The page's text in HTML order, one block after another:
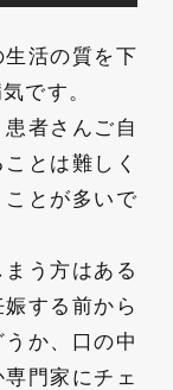
活の質を下
です。
者さんご自
とは難しく
とが多いで
う方はある
する前から
か、口の中
門家にチェ